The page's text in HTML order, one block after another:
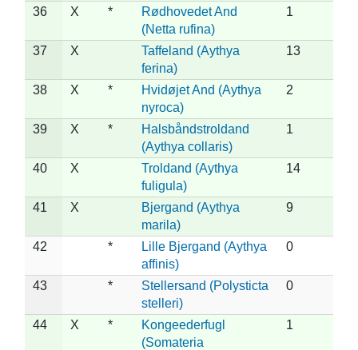
36
X *
Rødhovedet And
(Netta rufina)
1
37 X
Taffeland (Aythya
ferina)
13
38 X *
Hvidøjet And (Aythya
nyroca)
2
39 X *
Halsbåndstroldand
(Aythya collaris)
1
40 X
Troldand (Aythya
fuligula)
14
41 X
Bjergand (Aythya
marila)
9
42 *
Lille Bjergand (Aythya
affinis)
0
43 *
Stellersand (Polysticta
stelleri)
0
44 X *
Kongeederfugl
(Somateria
1